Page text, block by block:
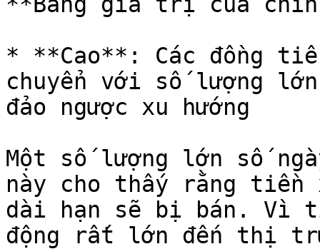
* **Cao**: Các đồng
chuyển với số lượng
đảo ngược xu hướng
Một số lượng lớn số
này cho thấy rằng tiền
dài hạn sẽ bị bán. Vì
động rất lớn đến thị